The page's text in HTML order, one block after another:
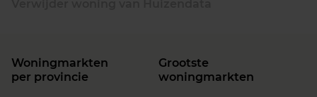
Woningmarkten
per provincie
Grootste
woningmarkten